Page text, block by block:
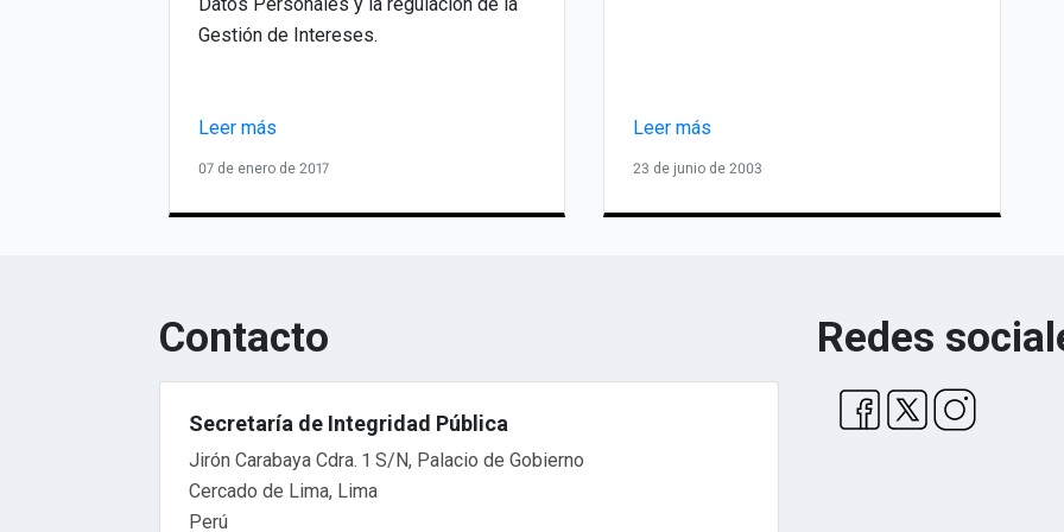
Gestión de Intereses.
Leer más
07 de enero de 2017
Leer más
23 de junio de 2003
Contacto
Secretaría de Integridad Pública
Jirón Carabaya Cdra. 1 S/N, Palacio de Gobierno
Cercado de Lima, Lima
Perú
Redes